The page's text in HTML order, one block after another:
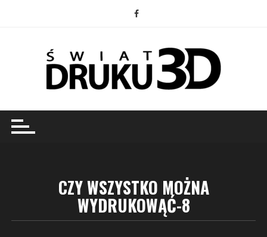
CZY WSZYSTKO MOŻNA
WYDRUKOWĄĆ-8